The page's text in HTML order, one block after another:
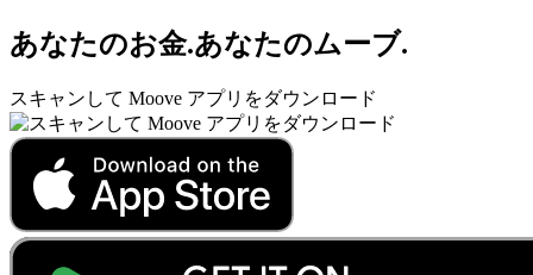
あなたのお金.あなたのムーブ.
スキャンして Moove アプリをダウンロード